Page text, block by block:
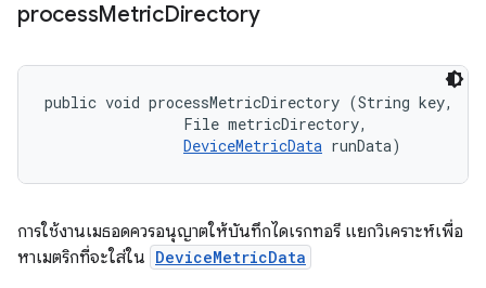
processMetricDirectory
public void processMetricDirectory (String key,
                File metricDirectory,
DeviceMetricData runData)
การใช้งานเมธอดควรอนุญาตให้บันทึกไดเรกทอรี แยกวิเคราะห์เพื่อ
หาเมตริกที่จะใส่ใน DeviceMetricData